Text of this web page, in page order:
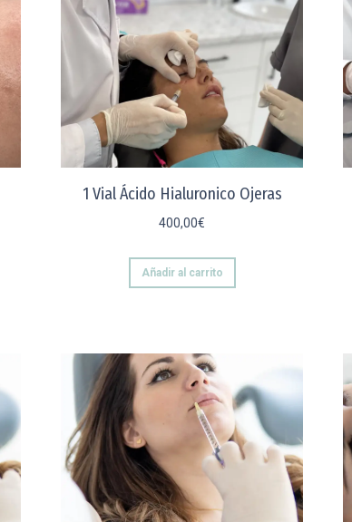
1 Vial Ácido Hialuronico Ojeras
400,00€
Añadir al carrito